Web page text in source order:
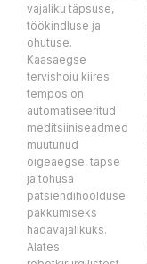
vajaliku täpsuse,
töökindluse ja
ohutuse.
Kaasaegse
tervishoiu kiires
tempos on
automatiseeritud
meditsiiniseadmed
muutunud
õigeaegse, täpse
ja tõhusa
patsiendihoolduse
pakkumiseks
hädavajalikuks.
Alates